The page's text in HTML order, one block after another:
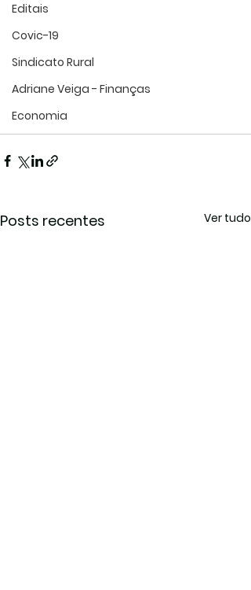
Editais
Covic-19
Sindicato Rural
Adriane Veiga - Finanças
Economia
Posts recentes Ver tudo